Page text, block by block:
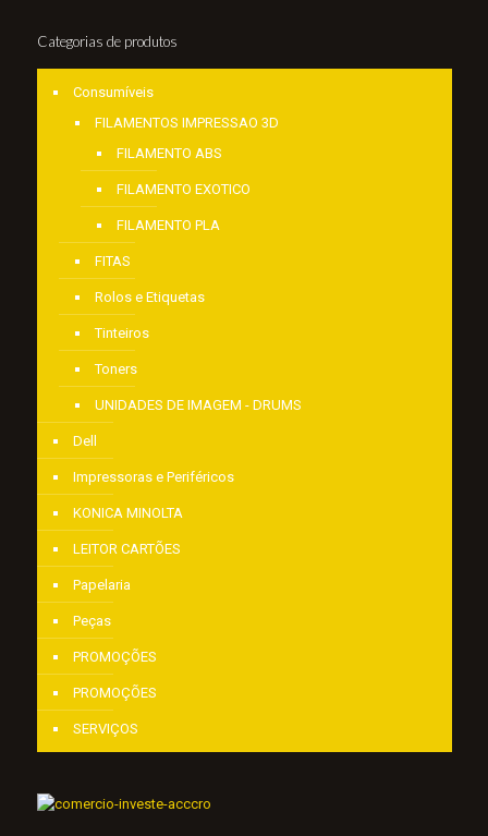
Categorias de produtos
Consumíveis
FILAMENTOS IMPRESSAO 3D
FILAMENTO ABS
FILAMENTO EXOTICO
FILAMENTO PLA
FITAS
Rolos e Etiquetas
Tinteiros
Toners
UNIDADES DE IMAGEM - DRUMS
Dell
Impressoras e Periféricos
KONICA MINOLTA
LEITOR CARTÕES
Papelaria
Peças
PROMOÇÕES
PROMOÇÕES
SERVIÇOS